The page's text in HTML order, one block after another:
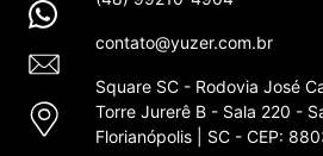
contato@yuzer.com.br
Square SC - Rodovia José
Torre Jurerê B - Sala 220 -
Florianópolis | SC - CEP: